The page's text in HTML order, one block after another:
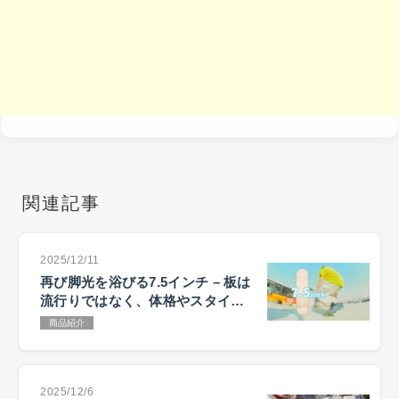
関連記事
2025/12/11
再び脚光を浴びる7.5インチ – 板は
流行りではなく、体格やスタイル
で選ぶ
商品紹介
2025/12/6